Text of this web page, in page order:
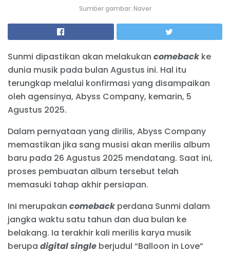
Sumber gambar: Naver
Sunmi dipastikan akan melakukan comebackke
dunia musik pada bulan Agustus ini. Hal itu
terungkap melalui konfirmasi yang disampaikan
oleh agensinya, Abyss Company, kemarin, 5
Agustus 2025.
Dalam pernyataan yang dirilis, Abyss Company
memastikan jika sang musisi akan merilis album
baru pada 26 Agustus 2025 mendatang. Saat ini,
proses pembuatan album tersebut telah
memasuki tahap akhir persiapan.
Ini merupakan comebackperdana Sunmi dalam
jangka waktu satu tahun dan dua bulan ke
belakang. Ia terakhir kali merilis karya musik
berupa digital single berjudul “Balloon in Love”